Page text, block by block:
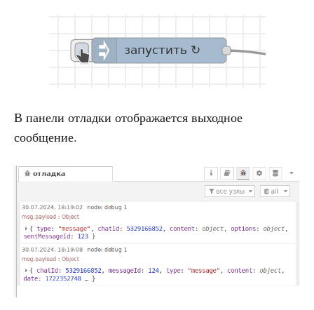
В панели отладки отображается выходное
сообщение.